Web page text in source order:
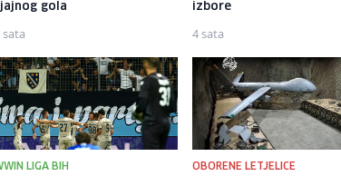
gola
sata
izbore
4 sata
LIGA BIH OBORENE LETJELICE